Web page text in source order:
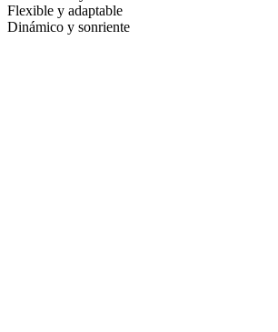
Flexible y adaptable
Dinámico y sonriente